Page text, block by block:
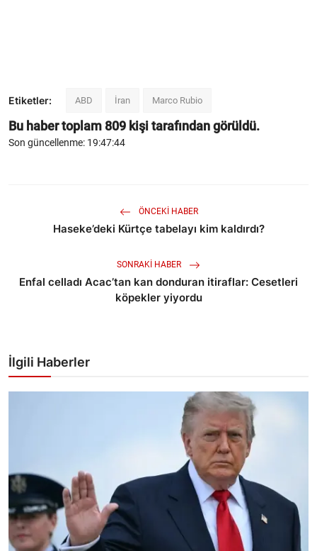
Etiketler: ABD İran Marco Rubio
Bu haber toplam 809 kişi tarafından görüldü.
Son güncellenme: 19:47:44
ÖNCEKI HABER
Haseke’deki Kürtçe tabelayı kim kaldırdı?
SONRAKI HABER
Enfal celladı Acac’tan kan donduran itiraflar: Cesetleri
köpekler yiyordu
İlgili Haberler